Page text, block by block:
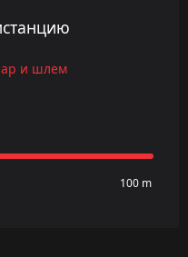
и шлем
100 m